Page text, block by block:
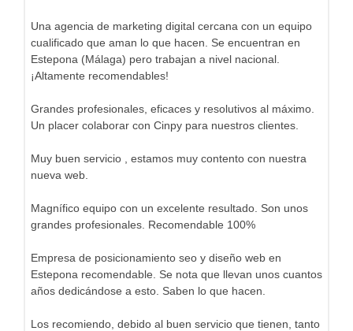
Una agencia de marketing digital cercana con un equipo
cualificado que aman lo que hacen. Se encuentran en
Estepona (Málaga) pero trabajan a nivel nacional.
¡Altamente recomendables!
Grandes profesionales, eficaces y resolutivos al máximo.
Un placer colaborar con Cinpy para nuestros clientes.
Muy buen servicio , estamos muy contento con nuestra
nueva web.
Magnífico equipo con un excelente resultado. Son unos
grandes profesionales. Recomendable 100%
Empresa de posicionamiento seo y diseño web en
Estepona recomendable. Se nota que llevan unos cuantos
años dedicándose a esto. Saben lo que hacen.
Los recomiendo, debido al buen servicio que tienen, tanto